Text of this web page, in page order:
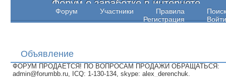
Форум о заработке в интернете
Форум Участники Правила
Поиск
Регистрация
Войти
Объявление
ФОРУМ ПРОДАЕТСЯ! ПО ВОПРОСАМ ПРОДАЖИ ОБРАЩАТЬСЯ:
admin@forumbb.ru, ICQ: 1-130-134, skype: alex_derenchuk.